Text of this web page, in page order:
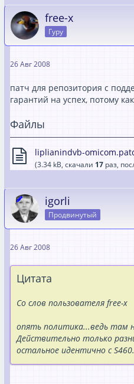
free-x
Гуру
26 Авг 2008
патч для репозитория с
гарантий на успех, потому
Файлы
liplianindvb-
(3.34 kB, скачали 17 раз,
igorli
Продвинутый
26 Авг 2008
Цитата
Со слов пользователя free-x
опять политика...ведь там
Действительно только
остальное идентично с